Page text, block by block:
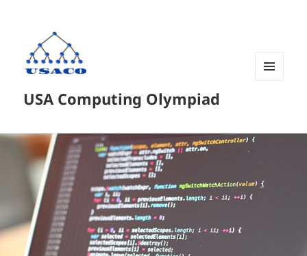
USA Computing Olympiad